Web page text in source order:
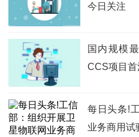
今日关注
国内规模
CCS项目首
每日头条!
业务商用试